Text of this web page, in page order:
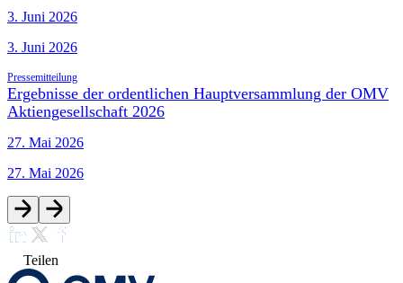
3. Juni 2026
3. Juni 2026
Pressemitteilung
Ergebnisse der ordentlichen Hauptversammlung der OMV
Aktiengesellschaft 2026
27. Mai 2026
27. Mai 2026
Teilen